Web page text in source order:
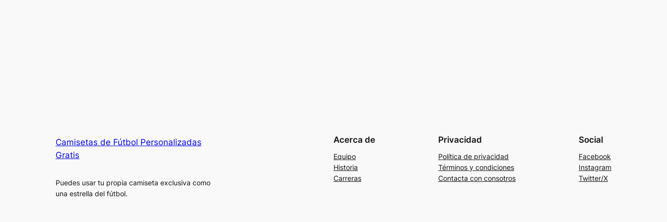
Camisetas de Fútbol Personalizadas
Gratis
Puedes usar tu propia camiseta exclusiva como
una estrella del fútbol.
Acerca de
Equipo
Historia
Carreras
Privacidad
Política de privacidad
Términos y condiciones
Contacta con consotros
Social
Facebook
Instagram
Twitter/X